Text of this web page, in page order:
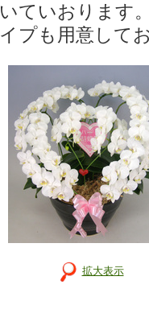
いていおります
イプも用意して
拡大表示